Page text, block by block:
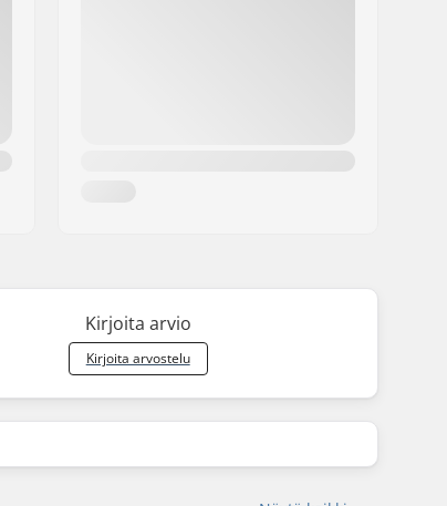
Kirjoita arvio
Kirjoita arvostelu